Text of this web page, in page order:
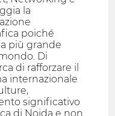
la
poiché
più grande
Di
di rafforzare il
internazionale
significativo
di Noida e non